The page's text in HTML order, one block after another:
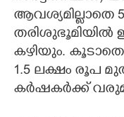
ആവശ്യമില്ലാതെ
തരിശുഭൂമിയിൽ
കഴിയും.
1.5 ലക്ഷം രൂപ
കർഷകർക്ക്